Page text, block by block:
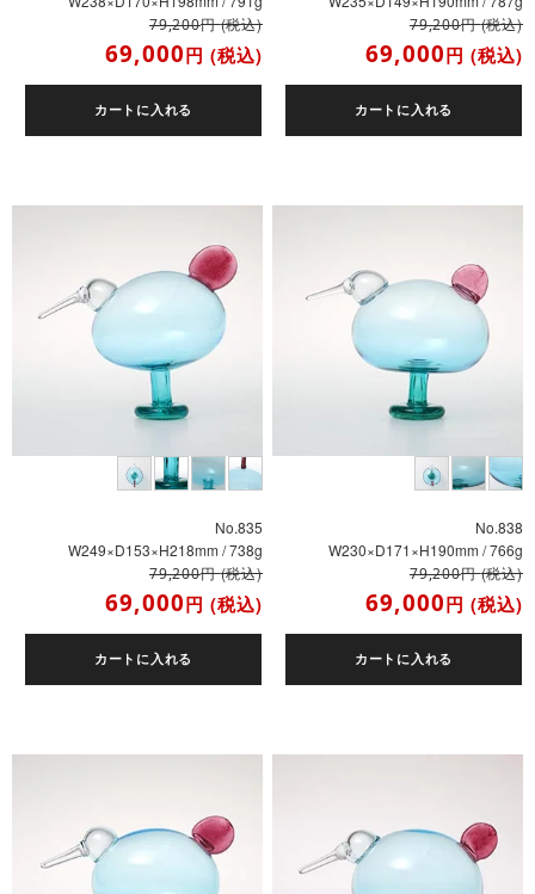
79,200円(税込)
69,000円 (税込)
カートに入れる
79,200円(税込)
69,000円 (税込)
カートに入れる
No.835
W249×D153×H218mm / 738g
79,200円(税込)
69,000円 (税込)
カートに入れる
No.838
W230×D171×H190mm / 766g
79,200円(税込)
69,000円 (税込)
カートに入れる